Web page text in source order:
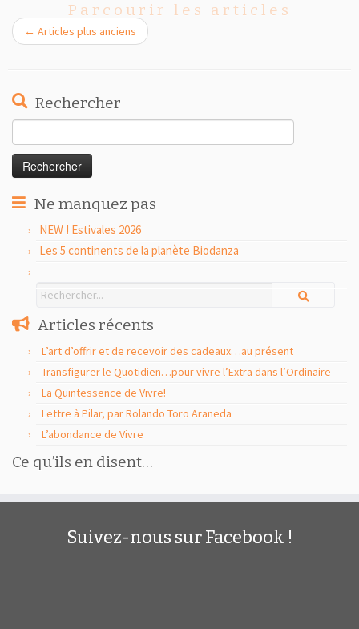
Parcourir les articles
← Articles plus anciens
Rechercher
Ne manquez pas
NEW ! Estivales 2026
Les 5 continents de la planète Biodanza
Articles récents
L’art d’offrir et de recevoir des cadeaux…au présent
Transfigurer le Quotidien…pour vivre l’Extra dans l’Ordinaire
La Quintessence de Vivre!
Lettre à Pilar, par Rolando Toro Araneda
L’abondance de Vivre
Ce qu’ils en disent…
Suivez-nous sur Facebook !